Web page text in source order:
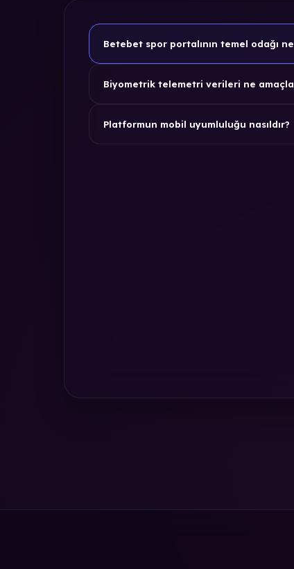
Betebet spor portalının temel odağı
Biyometrik telemetri verileri ne amaçla
Platformun mobil uyumluluğu nasıldır?